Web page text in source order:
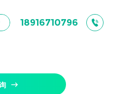
18916710796